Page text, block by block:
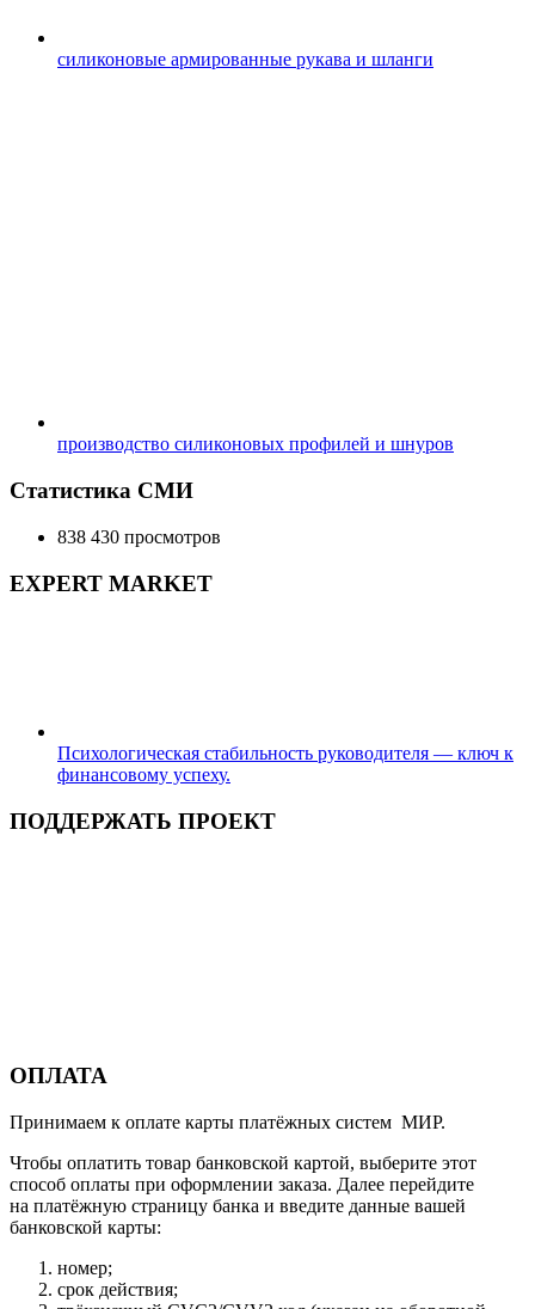
силиконовые армированные рукава и шланги
производство силиконовых профилей и шнуров
Статистика СМИ
838 430 просмотров
EXPERT MARKET
Психологическая стабильность руководителя — ключ к
финансовому успеху.
ПОДДЕРЖАТЬ ПРОЕКТ
ОПЛАТА
Принимаем к оплате карты платёжных систем МИР.
Чтобы оплатить товар банковской картой, выберите этот
способ оплаты при оформлении заказа. Далее перейдите
на платёжную страницу банка и введите данные вашей
банковской карты:
номер;
срок действия;